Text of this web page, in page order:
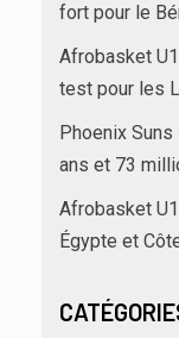
fort pour le
Afrobasket
test pour les
Phoenix
ans et 73
Afrobasket
Égypte et